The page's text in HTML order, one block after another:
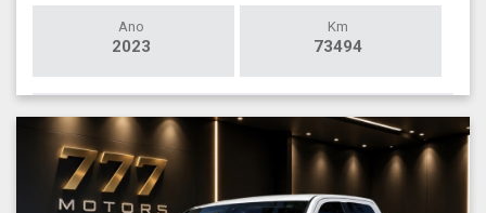
Ano
2023
Km
73494